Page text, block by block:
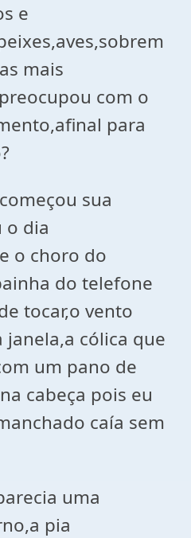
e
mais
com o
para
sua
o dia
o choro do
do telefone
tocar,o vento
cólica que
um pano de
cabeça pois eu
caía sem
uma
pia